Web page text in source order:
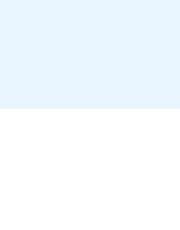
відповідне